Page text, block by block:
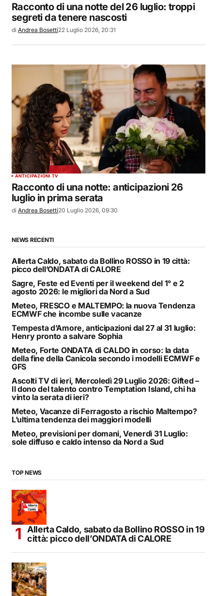
Racconto di una notte del 26 luglio: troppi
segreti da tenere nascosti
di Andrea Bosetti22 Luglio 2026, 20:31
ANTICIPAZIONI TV
Racconto di una notte: anticipazioni 26
luglio in prima serata
di Andrea Bosetti20 Luglio 2026, 09:30
NEWS RECENTI
Allerta Caldo, sabato da Bollino ROSSO in 19 città:
picco dell’ONDATA di CALORE
Sagre, Feste ed Eventi per il weekend del 1° e 2
agosto 2026: le migliori da Nord a Sud
Meteo, FRESCO e MALTEMPO: la nuova Tendenza
ECMWF che incombe sulle vacanze
Tempesta d’Amore, anticipazioni dal 27 al 31 luglio:
Henry pronto a salvare Sophia
Meteo, Forte ONDATA di CALDO in corso: la data
della fine della Canicola secondo i modelli ECMWF e
GFS
Ascolti TV di ieri, Mercoledì 29 Luglio 2026: Gifted –
Il dono del talento contro Temptation Island, chi ha
vinto la serata di ieri?
Meteo, Vacanze di Ferragosto a rischio Maltempo?
L’ultima tendenza dei maggiori modelli
Meteo, previsioni per domani, Venerdì 31 Luglio:
sole diffuso e caldo intenso da Nord a Sud
TOP NEWS
Allerta Caldo, sabato da Bollino ROSSO in 19
città: picco dell’ONDATA di CALORE